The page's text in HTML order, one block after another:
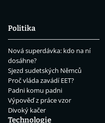
Politika
Nová superdávka: kdo na ní
dosáhne?
Sjezd sudetských Němců
Proč vláda zavádí EET?
Padni komu padni
Výpověď z práce vzor
Divoký kačer
Technologie